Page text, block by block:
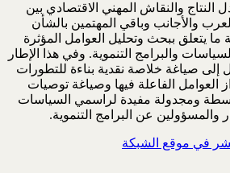
النتاج والنقاش المهني الاقتصادي بين
والأجانب وباقي المهتمين بالشأن
ما يتعلق ببحث وتحليل العوامل المؤثرة
والبرامج التنموية. وفي هذا الإطار
إلى صياغة خلاصة نقدية بناءة للتطورات
العوامل الفاعلة فيها وصياغة توصيات
ومجدولة مفيدة لراسمي السياسات
والمسؤولين عن البرامج التنموية.
في موقع الشبكة